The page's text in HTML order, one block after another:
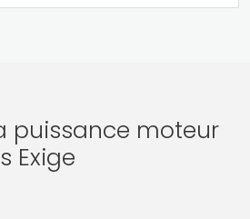
puissance moteur
Exige